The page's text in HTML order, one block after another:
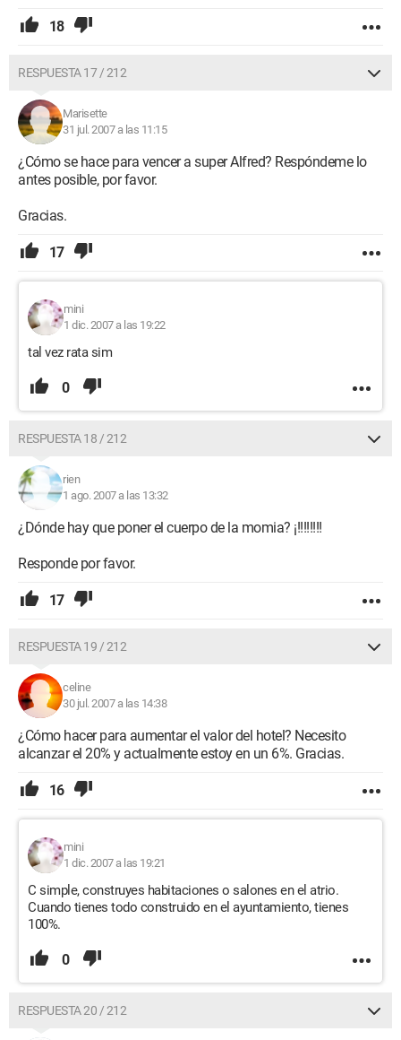
18
RESPUESTA 17 / 212
Marisette
31 jul. 2007 a las 11:15
¿Cómo se hace para vencer a super Alfred? Respóndeme lo
antes posible, por favor.
Gracias.
17
mini
1 dic. 2007 a las 19:22
tal vez rata sim
0
RESPUESTA 18 / 212
rien
1 ago. 2007 a las 13:32
¿Dónde hay que poner el cuerpo de la momia? ¡!!!!!!!!
Responde por favor.
17
RESPUESTA 19 / 212
celine
30 jul. 2007 a las 14:38
¿Cómo hacer para aumentar el valor del hotel? Necesito
alcanzar el 20% y actualmente estoy en un 6%. Gracias.
16
mini
1 dic. 2007 a las 19:21
C simple, construyes habitaciones o salones en el atrio.
Cuando tienes todo construido en el ayuntamiento, tienes
100%.
0
RESPUESTA 20 / 212